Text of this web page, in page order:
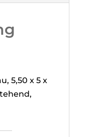
, 5,50 x 5 x